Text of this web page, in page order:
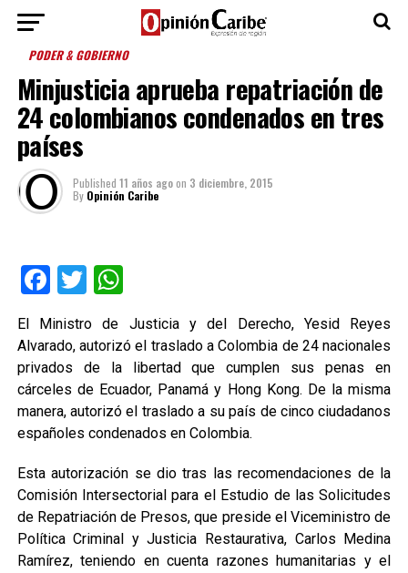
PODER & GOBIERNO
Minjusticia aprueba repatriación de
24 colombianos condenados en tres
países
Published 11 años agoon 3 diciembre, 2015
By Opinión Caribe
Facebook
TwitterWhatsApp
El Ministro de Justicia y del Derecho, Yesid Reyes
Alvarado, autorizó el traslado a Colombia de 24 nacionales
privados de la libertad que cumplen sus penas en
cárceles de Ecuador, Panamá y Hong Kong. De la misma
manera, autorizó el traslado a su país de cinco ciudadanos
españoles condenados en Colombia.
Esta autorización se dio tras las recomendaciones de la
Comisión Intersectorial para el Estudio de las Solicitudes
de Repatriación de Presos, que preside el Viceministro de
Política Criminal y Justicia Restaurativa, Carlos Medina
Ramírez, teniendo en cuenta razones humanitarias y el